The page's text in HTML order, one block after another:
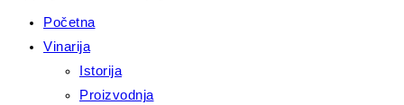
Početna
Vinarija
Istorija
Proizvodnja